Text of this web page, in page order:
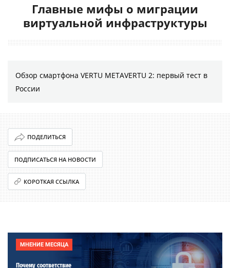
Главные мифы о миграции
виртуальной инфраструктуры
Обзор смартфона VERTU METAVERTU 2: первый тест в
России
ПОДЕЛИТЬСЯ
ПОДПИСАТЬСЯ НА НОВОСТИ
КОРОТКАЯ ССЫЛКА
МНЕНИЕ МЕСЯЦА
Почему соответствие